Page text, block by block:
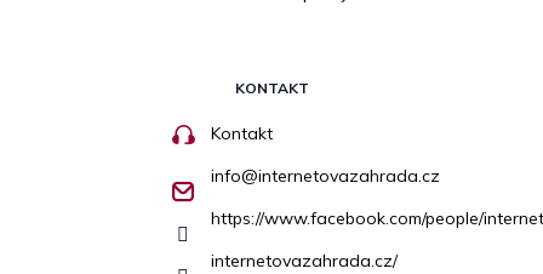
KONTAKT
Kontakt
info@internetovazahrada.cz
https://www.facebook.com/people/
internetovazahrada.cz/